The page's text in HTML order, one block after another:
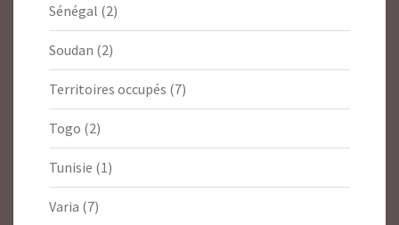
Sénégal (2)
Soudan (2)
Territoires occupés (7)
Togo (2)
Tunisie (1)
Varia (7)